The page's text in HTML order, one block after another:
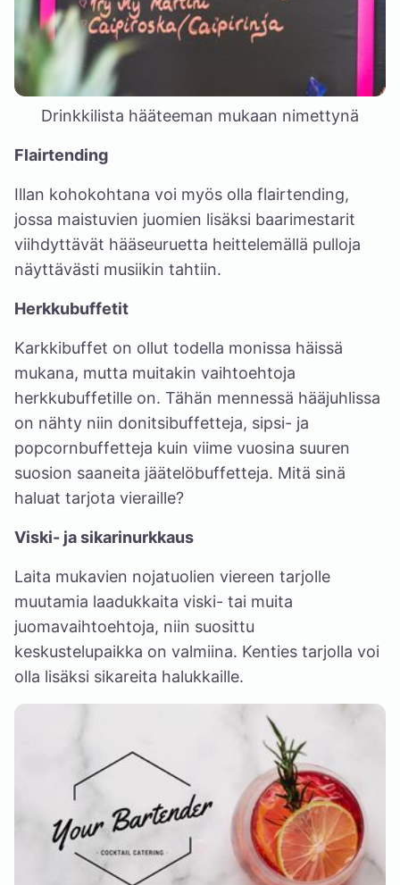
Drinkkilista hääteeman mukaan nimettynä
Flairtending
Illan kohokohtana voi myös olla flairtending,
jossa maistuvien juomien lisäksi baarimestarit
viihdyttävät hääseuruetta heittelemällä pulloja
näyttävästi musiikin tahtiin.
Herkkubuffetit
Karkkibuffet on ollut todella monissa häissä
mukana, mutta muitakin vaihtoehtoja
herkkubuffetille on. Tähän mennessä hääjuhlissa
on nähty niin donitsibuffetteja, sipsi- ja
popcornbuffetteja kuin viime vuosina suuren
suosion saaneita jäätelöbuffetteja. Mitä sinä
haluat tarjota vieraille?
Viski- ja sikarinurkkaus
Laita mukavien nojatuolien viereen tarjolle
muutamia laadukkaita viski- tai muita
juomavaihtoehtoja, niin suosittu
keskustelupaikka on valmiina. Kenties tarjolla voi
olla lisäksi sikareita halukkaille.